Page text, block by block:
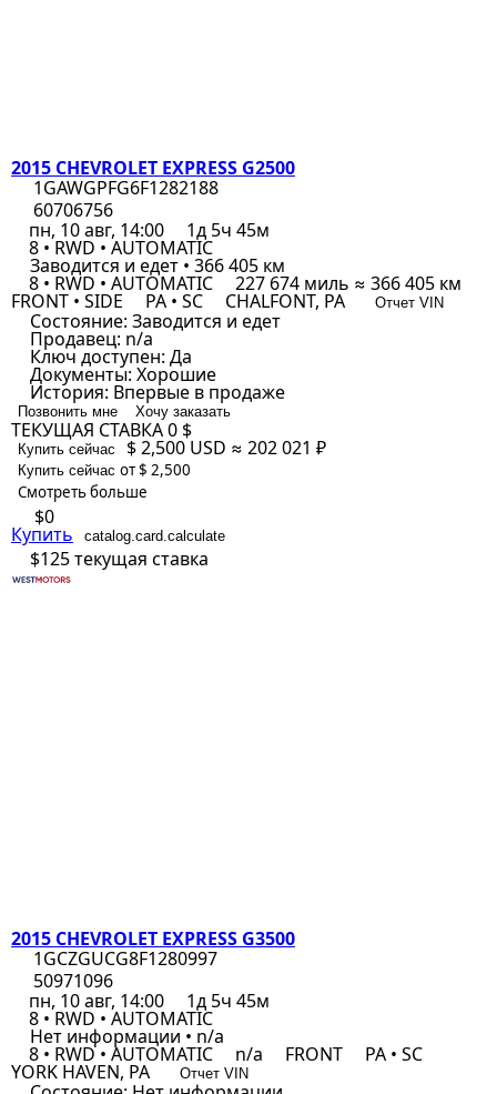
2015 CHEVROLET EXPRESS G2500
1GAWGPFG6F1282188
60706756
пн, 10 авг, 14:00
1д 5ч 45м
8 • RWD • AUTOMATIC
Заводится и едет • 366 405 км
8 • RWD • AUTOMATIC 227 674 миль ≈ 366 405 км
FRONT • SIDE PA • SC CHALFONT, PA Отчет VIN
Состояние: Заводится и едет
Продавец: n/a
Ключ доступен: Да
Документы: Хорошие
История: Впервые в продаже
Позвонить мне Хочу заказать
ТЕКУЩАЯ СТАВКА0 $
Купить сейчас $ 2,500 USD ≈ 202 021 ₽
Купить сейчас от $ 2,500
Смотреть больше
$0
Купить catalog.card.calculate
$125текущая ставка
2015 CHEVROLET EXPRESS G3500
1GCZGUCG8F1280997
50971096
пн, 10 авг, 14:00
1д 5ч 45м
8 • RWD • AUTOMATIC
Нет информации • n/a
8 • RWD • AUTOMATIC n/a FRONT PA • SC
YORK HAVEN, PA Отчет VIN